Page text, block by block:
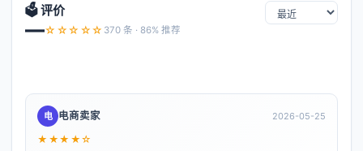
🗳️ 评价
—☆☆☆☆☆ 370 条 · 86% 推荐
电 电商卖家 2026-05-25
★★★★☆